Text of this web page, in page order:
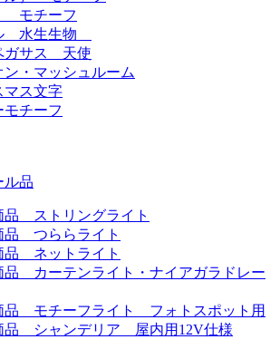
モチーフ
水生生物
ガサス 天使
ン・マッシュルーム
マス文字
モチーフ
ル品
品 ストリングライト
品 つららライト
品 ネットライト
品 カーテンライト・ナイアガラドレー
品 モチーフライト フォトスポット用
品 シャンデリア 屋内用12V仕様